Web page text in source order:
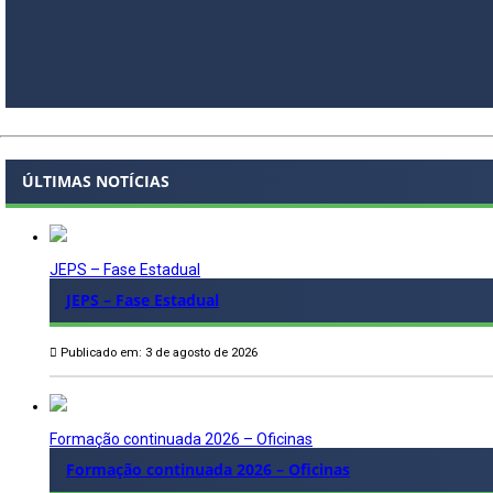
ÚLTIMAS NOTÍCIAS
JEPS – Fase Estadual
JEPS – Fase Estadual
Publicado em: 3 de agosto de 2026
Formação continuada 2026 – Oficinas
Formação continuada 2026 – Oficinas